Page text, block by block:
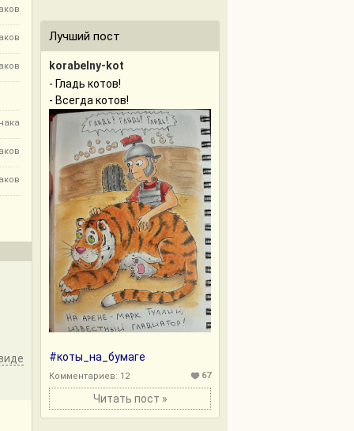
Лучший пост
korabelny-kot
- Гладь котов!
- Всегда котов!
#коты_на_бумаге
Комментариев: 12 67
Читать пост »